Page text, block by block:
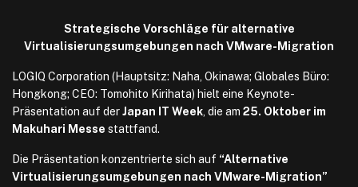
Strategische Vorschläge für alternative
Virtualisierungsumgebungen nach VMware-Migration
LOGIQ Corporation (Hauptsitz: Naha, Okinawa; Globales Büro:
Hongkong; CEO: Tomohito Kirihata) hielt eine Keynote-
Präsentation auf derJapan IT Week , die am 25. Oktober im
Makuhari Messe stattfand.
Die Präsentation konzentrierte sich auf “Alternative
Virtualisierungsumgebungen nach VMware-Migration”